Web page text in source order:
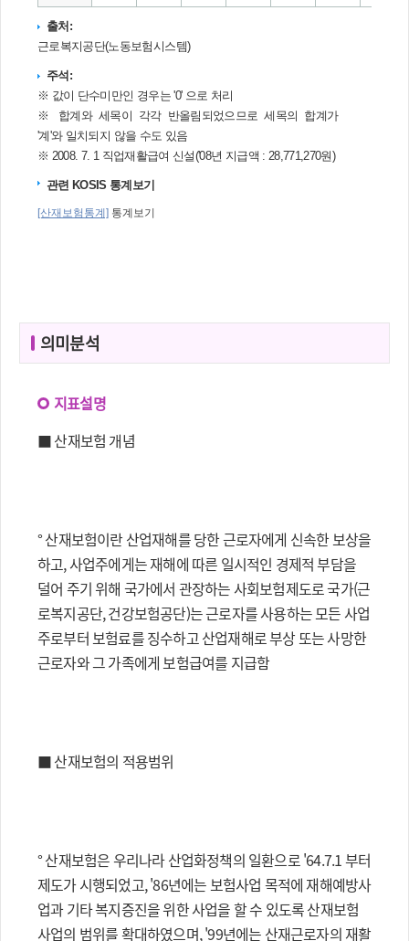
의미분석
지표설명
■ 산재보험 개념
° 산재보험이란 산업재해를 당한 근로자에게 신속한 보상을
하고, 사업주에게는 재해에 따른 일시적인 경제적 부담을
덜어 주기 위해 국가에서 관장하는 사회보험제도로 국가(근
로복지공단, 건강보험공단)는 근로자를 사용하는 모든 사업
주로부터 보험료를 징수하고 산업재해로 부상 또는 사망한
근로자와 그 가족에게 보험급여를 지급함
■ 산재보험의 적용범위
° 산재보험은 우리나라 산업화정책의 일환으로 '64.7.1 부터
제도가 시행되었고, '86년에는 보험사업 목적에 재해예방사
업과 기타 복지증진을 위한 사업을 할 수 있도록 산재보험
사업의 범위를 확대하였으며, '99년에는 산재근로자의 재활